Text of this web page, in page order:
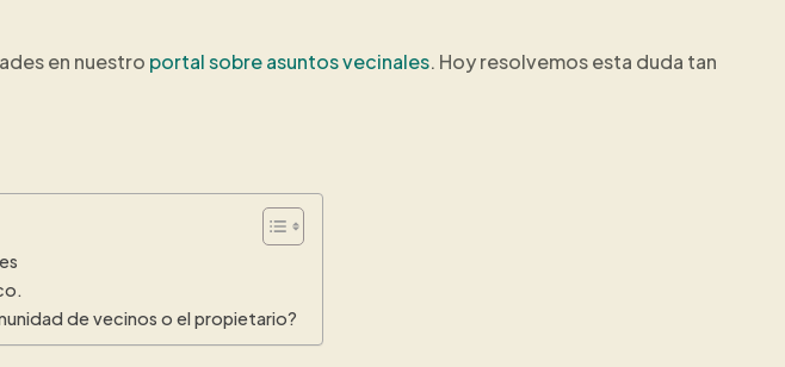
en nuestro portal sobre asuntos vecinales. Hoy resolvemos esta duda tan
de vecinos o el propietario?